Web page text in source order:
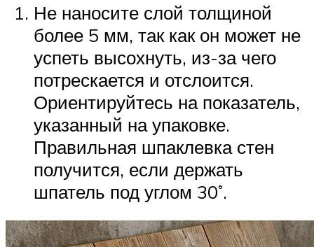
Не наносите слой толщиной
более 5 мм, так как он может не
успеть высохнуть, из-за чего
потрескается и отслоится.
Ориентируйтесь на показатель,
указанный на упаковке.
Правильная шпаклевка стен
получится, если держать
шпатель под углом 30˚.